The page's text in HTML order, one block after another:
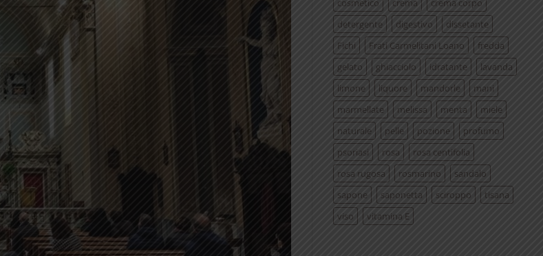
cosmetico
crema
crema corpo
detergente
digestivo
dissetante
Fichi
Frati Carmelitani Loano
fredda
gelato
ghiacciolo idratante
lavanda
limone
liquore mandorle
mani
marmellate
melissa menta
miele
naturale
pelle pozione
profumo
psoriasi
rosa
rosa centifolia
rosa rugosa
rosmarino
sandalo
sapone
saponetta sciroppo
tisana
viso
vitamina E